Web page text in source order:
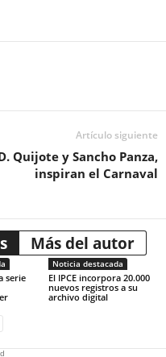
Artículo siguiente
Quijote y Sancho Panza,
inspiran el Carnaval
Más del autor
serie
Noticia destacada
El IPCE incorpora 20.000
nuevos registros a su
archivo digital